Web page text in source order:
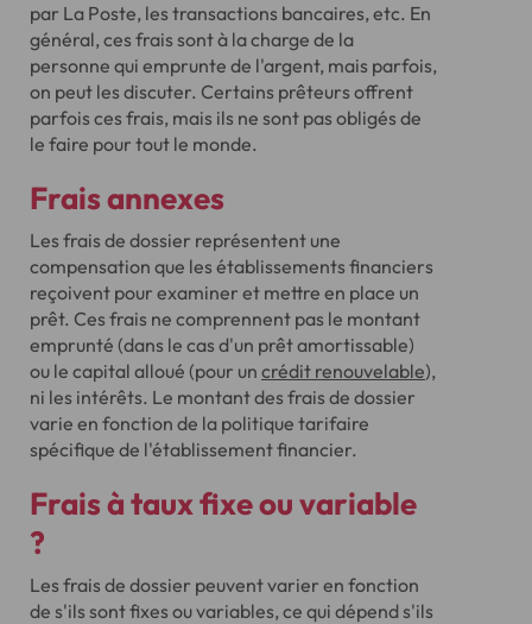
par La Poste, les transactions bancaires, etc. En
général, ces frais sont à la charge de la
personne qui emprunte de l'argent, mais parfois,
on peut les discuter. Certains prêteurs offrent
parfois ces frais, mais ils ne sont pas obligés de
le faire pour tout le monde.
Frais annexes
Les frais de dossier représentent une
compensation que les établissements financiers
reçoivent pour examiner et mettre en place un
prêt. Ces frais ne comprennent pas le montant
emprunté (dans le cas d'un prêt amortissable)
ou le capital alloué (pour un crédit renouvelable),
ni les intérêts. Le montant des frais de dossier
varie en fonction de la politique tarifaire
spécifique de l'établissement financier.
Frais à taux fixe ou variable
?
Les frais de dossier peuvent varier en fonction
de s'ils sont fixes ou variables, ce qui dépend s'ils